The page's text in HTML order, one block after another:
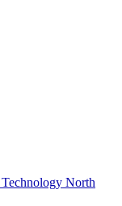
North